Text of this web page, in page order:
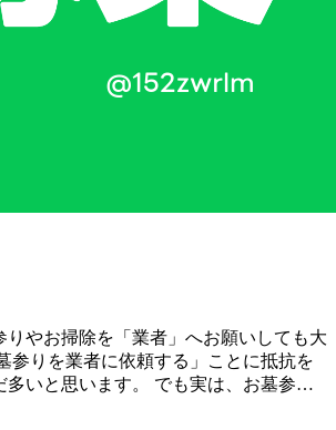
りやお掃除を「業者」へお願いしても大
参りを業者に依頼する」ことに抵抗を
多いと思います。 でも実は、お墓参…